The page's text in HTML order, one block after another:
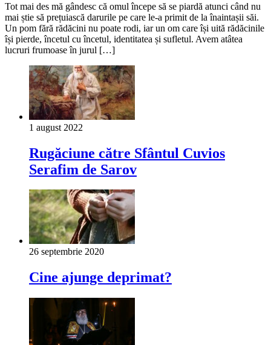
Tot mai des mă gândesc că omul începe să se piardă atunci când nu
mai știe să prețuiască darurile pe care le-a primit de la înaintașii săi.
Un pom fără rădăcini nu poate rodi, iar un om care își uită rădăcinile
își pierde, încetul cu încetul, identitatea și sufletul. Avem atâtea
lucruri frumoase în jurul […]
1 august 2022
Rugăciune către Sfântul Cuvios
Serafim de Sarov
26 septembrie 2020
Cine ajunge deprimat?